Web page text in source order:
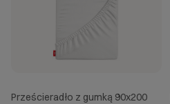
Prześcieradło z gumką 90x200